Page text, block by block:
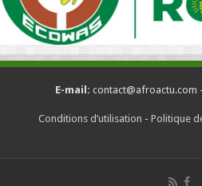
E-mail: contact@afroactu.com
Conditions d’utilisation - Politique